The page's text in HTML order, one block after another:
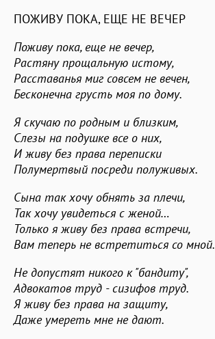
ПОЖИВУ ПОКА, ЕЩЕ НЕ ВЕЧЕР
Поживу пока, еще не вечер,
Растяну прощальную истому,
Расставанья миг совсем не вечен,
Бесконечна грусть моя по дому.
Я скучаю по родным и близким,
Слезы на подушке все о них,
И живу без права переписки
Полумертвый посреди полуживых.
Сына так хочу обнять за плечи,
Так хочу увидеться с женой…
Только я живу без права встречи,
Вам теперь не встретиться со мной.
Не допустят никого к "бандиту",
Адвокатов труд - сизифов труд.
Я живу без права на защиту,
Даже умереть мне не дают.